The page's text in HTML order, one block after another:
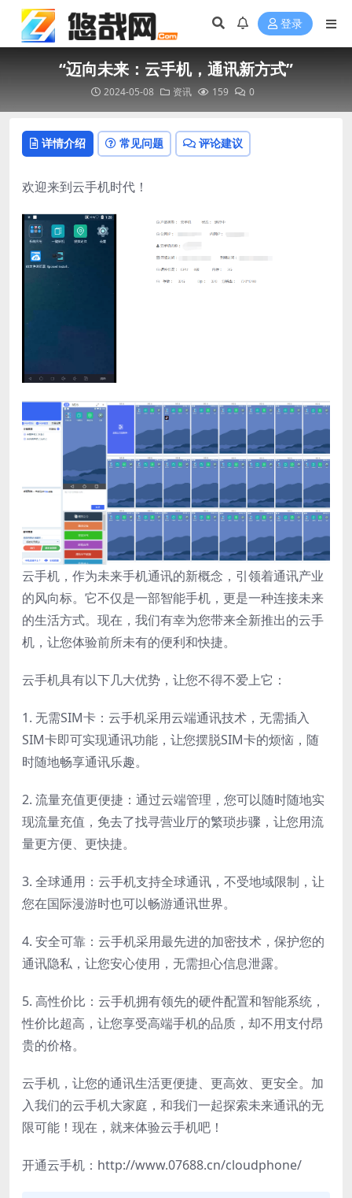
登录
“迈向未来：云手机，通讯新方式”
2024-05-08 资讯 159 0
详情介绍 常见问题 评论建议
欢迎来到云手机时代！
云手机，作为未来手机通讯的新概念，引领着通讯产业
的风向标。它不仅是一部智能手机，更是一种连接未来
的生活方式。现在，我们有幸为您带来全新推出的云手
机，让您体验前所未有的便利和快捷。
云手机具有以下几大优势，让您不得不爱上它：
1. 无需SIM卡：云手机采用云端通讯技术，无需插入
SIM卡即可实现通讯功能，让您摆脱SIM卡的烦恼，随
时随地畅享通讯乐趣。
2. 流量充值更便捷：通过云端管理，您可以随时随地实
现流量充值，免去了找寻营业厅的繁琐步骤，让您用流
量更方便、更快捷。
3. 全球通用：云手机支持全球通讯，不受地域限制，让
您在国际漫游时也可以畅游通讯世界。
4. 安全可靠：云手机采用最先进的加密技术，保护您的
通讯隐私，让您安心使用，无需担心信息泄露。
5. 高性价比：云手机拥有领先的硬件配置和智能系统，
性价比超高，让您享受高端手机的品质，却不用支付昂
贵的价格。
云手机，让您的通讯生活更便捷、更高效、更安全。加
入我们的云手机大家庭，和我们一起探索未来通讯的无
限可能！现在，就来体验云手机吧！
开通云手机：http://www.07688.cn/cloudphone/